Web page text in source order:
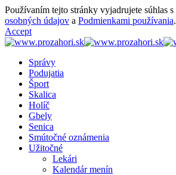
Používaním tejto stránky vyjadrujete súhlas s
osobných údajov a Podmienkami používania.
Accept
Správy
Podujatia
Šport
Skalica
Holíč
Gbely
Senica
Smútočné oznámenia
Užitočné
Lekári
Kalendár menín